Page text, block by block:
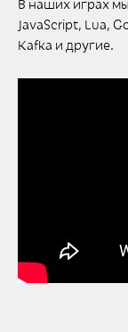
В наших играх
JavaScript, Lua,
Kafka и другие.